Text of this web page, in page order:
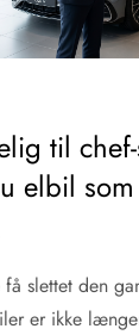
til
elbil
få slettet den
er ikke